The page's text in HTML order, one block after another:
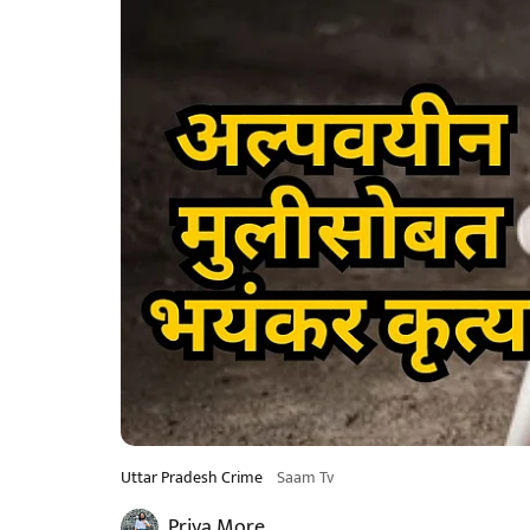
Uttar Pradesh Crime Saam Tv